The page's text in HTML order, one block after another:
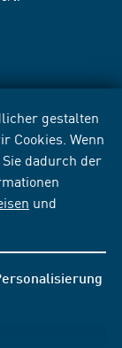
gestalten
Cookies. Wenn
dadurch der
und